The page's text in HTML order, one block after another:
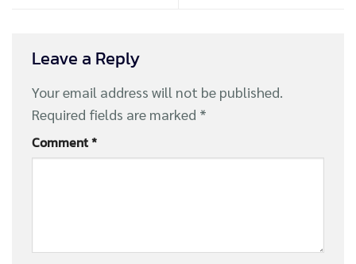
Leave a Reply
Your email address will not be published.
Required fields are marked *
Comment*